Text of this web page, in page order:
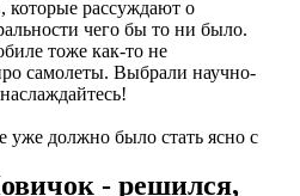
которые рассуждают о
чего бы то ни было.
тоже как-то не
самолеты. Выбрали научно-
уже должно было стать ясно с
- решился,